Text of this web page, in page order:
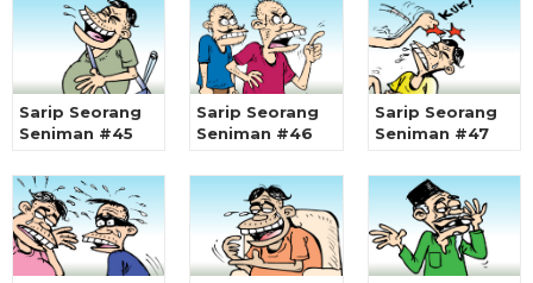
Sarip Seorang
Seniman #45
Sarip Seorang
Seniman #46
Sarip Seorang
Seniman #47